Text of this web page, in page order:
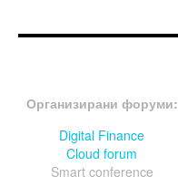
Организирани форуми:
Digital Finance
Cloud forum
Smart conference